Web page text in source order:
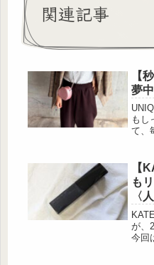
関連記事
【
夢
もし
て、
し
にぴ
きや
三
ェッ
上がる 出典:8miiiko9 深
リュ
【
も
〈
が、
今回